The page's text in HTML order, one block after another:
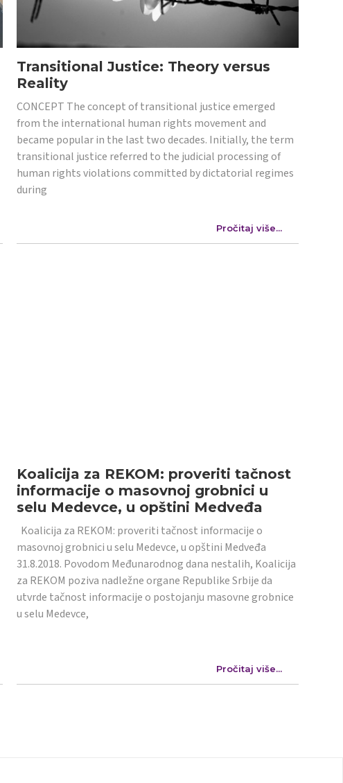
Transitional Justice: Theory versus
Reality
CONCEPT The concept of transitional justice emerged
from the international human rights movement and
became popular in the last two decades. Initially, the term
transitional justice referred to the judicial processing of
human rights violations committed by dictatorial regimes
during
Pročitaj više...
Koalicija za REKOM: proveriti tačnost
informacije o masovnoj grobnici u
selu Medevce, u opštini Medveđa
Koalicija za REKOM: proveriti tačnost informacije o
masovnoj grobnici u selu Medevce, u opštini Medveđa
31.8.2018. Povodom Međunarodnog dana nestalih, Koalicija
za REKOM poziva nadležne organe Republike Srbije da
utvrde tačnost informacije o postojanju masovne grobnice
u selu Medevce,
Pročitaj više...